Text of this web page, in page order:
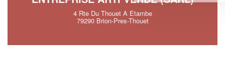
4 Rte Du Thouet A Etambe
79290 Brion-Pres-Thouet